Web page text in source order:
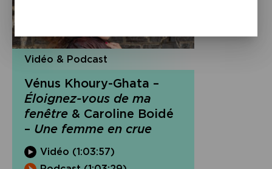
Vidéo & Podcast
Vénus Khoury-Ghata –
Éloignez-vous de ma
fenêtre & Caroline Boidé
– Une femme en crue
Vidéo (1:03:57)